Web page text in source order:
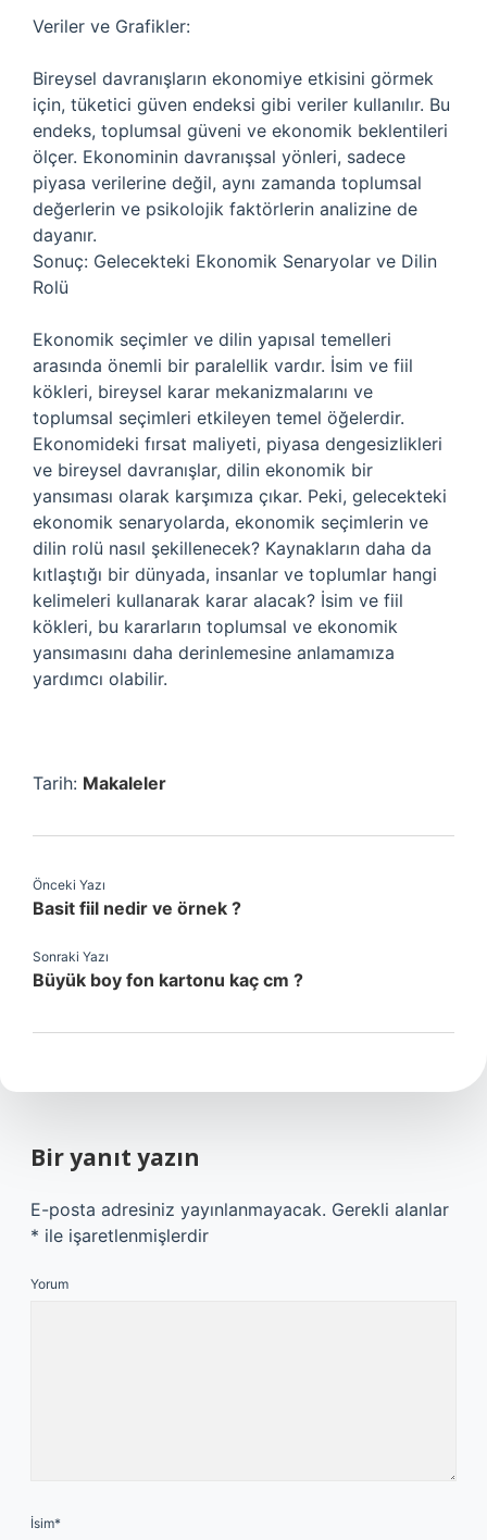
Veriler ve Grafikler:
Bireysel davranışların ekonomiye etkisini görmek
için, tüketici güven endeksi gibi veriler kullanılır. Bu
endeks, toplumsal güveni ve ekonomik beklentileri
ölçer. Ekonominin davranışsal yönleri, sadece
piyasa verilerine değil, aynı zamanda toplumsal
değerlerin ve psikolojik faktörlerin analizine de
dayanır.
Sonuç: Gelecekteki Ekonomik Senaryolar ve Dilin
Rolü
Ekonomik seçimler ve dilin yapısal temelleri
arasında önemli bir paralellik vardır. İsim ve fiil
kökleri, bireysel karar mekanizmalarını ve
toplumsal seçimleri etkileyen temel öğelerdir.
Ekonomideki fırsat maliyeti, piyasa dengesizlikleri
ve bireysel davranışlar, dilin ekonomik bir
yansıması olarak karşımıza çıkar. Peki, gelecekteki
ekonomik senaryolarda, ekonomik seçimlerin ve
dilin rolü nasıl şekillenecek? Kaynakların daha da
kıtlaştığı bir dünyada, insanlar ve toplumlar hangi
kelimeleri kullanarak karar alacak? İsim ve fiil
kökleri, bu kararların toplumsal ve ekonomik
yansımasını daha derinlemesine anlamamıza
yardımcı olabilir.
Tarih: Makaleler
Önceki Yazı
Basit fiil nedir ve örnek ?
Sonraki Yazı
Büyük boy fon kartonu kaç cm ?
Bir yanıt yazın
E-posta adresiniz yayınlanmayacak. Gerekli alanlar
* ile işaretlenmişlerdir
Yorum
İsim*